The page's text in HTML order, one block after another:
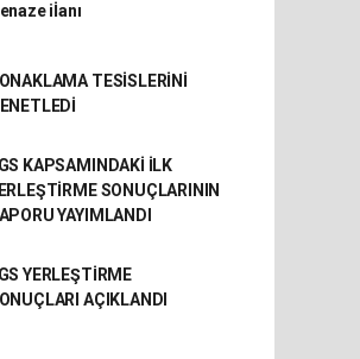
iİanı
TESİSLERİNİ
KAPSAMINDAKİ İLK
SONUÇLARININ
YAYIMLANDI
YERLEŞTİRME
AÇIKLANDI